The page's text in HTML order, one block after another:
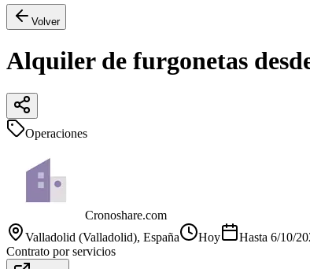
Volver
Alquiler de furgonetas
Operaciones
Cronoshare.com
Valladolid (Valladolid), España Hoy Hasta 6/10/
Contrato por servicios